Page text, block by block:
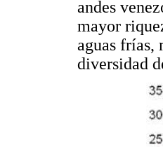
andes
mayor
aguas frías,
diversidad